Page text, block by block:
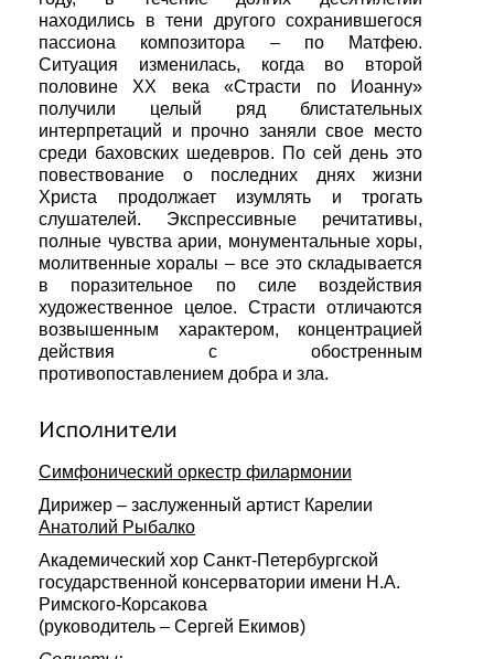
находились в тени другого сохранившегося
пассиона композитора – по Матфею.
Ситуация изменилась, когда во второй
половине XX века «Страсти по Иоанну»
получили целый ряд блистательных
интерпретаций и прочно заняли свое место
среди баховских шедевров. По сей день это
повествование о последних днях жизни
Христа продолжает изумлять и трогать
слушателей. Экспрессивные речитативы,
полные чувства арии, монументальные хоры,
молитвенные хоралы – все это складывается
в поразительное по силе воздействия
художественное целое. Страсти отличаются
возвышенным характером, концентрацией
действия с обостренным
противопоставлением добра и зла.
Исполнители
Симфонический оркестр филармонии
Дирижер – заслуженный артист Карелии
Анатолий Рыбалко
Академический хор Санкт-Петербургской
государственной консерватории имени Н.А.
Римского-Корсакова
(руководитель – Сергей Екимов)